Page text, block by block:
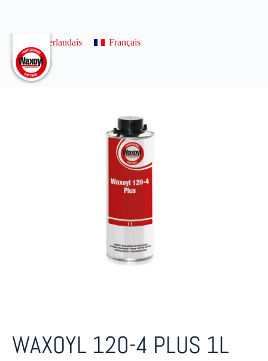
Néerlandais Français
WAXOYL 120-4 PLUS 1L